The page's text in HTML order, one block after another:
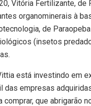
Vitória Fertilizante, de
organominerais à
de
(insetos
está investindo em
das empresas
comprar, que abrigarão